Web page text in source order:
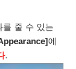
줄 수 있는
에
.